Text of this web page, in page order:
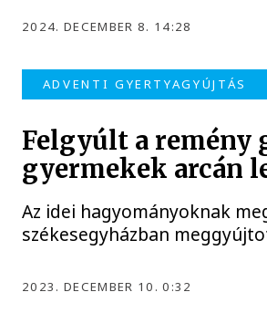
2024. DECEMBER 8. 14:28
ADVENTI GYERTYAGYÚJTÁS
Felgyúlt a remény
gyermekek arcán
Az idei hagyományoknak
székesegyházban
2023. DECEMBER 10. 0:32